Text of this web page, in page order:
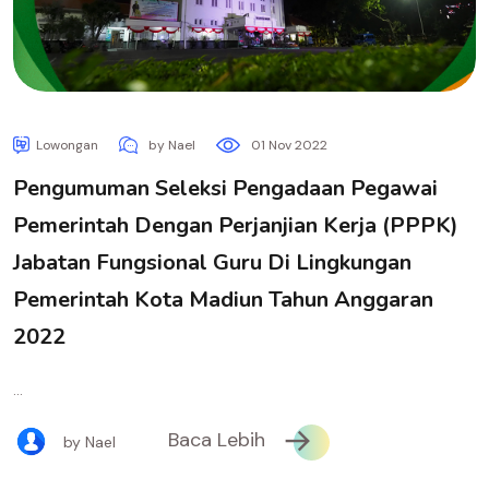
Lowongan by Nael 01 Nov 2022
Pengumuman Seleksi Pengadaan Pegawai
Pemerintah Dengan Perjanjian Kerja (PPPK)
Jabatan Fungsional Guru Di Lingkungan
Pemerintah Kota Madiun Tahun Anggaran
2022
...
by Nael Baca Lebih